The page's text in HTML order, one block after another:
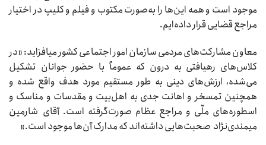
موجود است و همه این‌ها را به‌صورت مکتوب و فیلم و کلیپ در اختیار
مراجع قضایی قرار داده‌ایم.
معاون مشارکت‌های مردمی سازمان امور اجتماعی کشور می‏افزاید: «در
کلاس‌های رهیافتی به درون که عموماً با حضور جوانان تشکیل
می‌شده، ارزش‌های دینی به طور مستقیم مورد هدف واقع شده و
همچنین تمسخر و اهانت جدی به اهل‌بیت و مقدسات و مناسک و
اسطوره‌های ملّی و مراجع عظام صورت‌گرفته است. آقای شارمین
میمندی‌نژاد صحبت‌هایی داشته‌اند که مدارک آن‌ها موجود است.»